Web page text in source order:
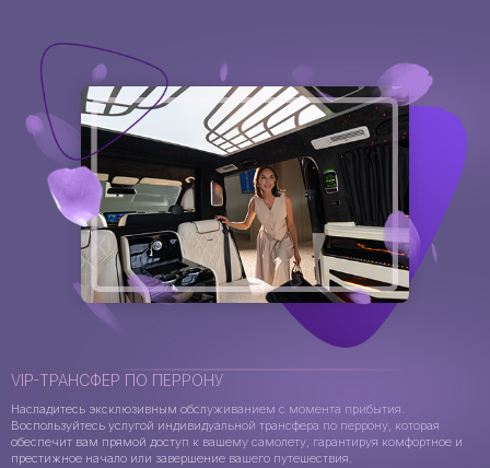
VIP-ТРАНСФЕР ПО ПЕРРОНУ
Насладитесь эксклюзивным обслуживанием с момента прибытия.
Воспользуйтесь услугой индивидуальной трансфера по перрону, которая
обеспечит вам прямой доступ к вашему самолету, гарантируя комфортное и
престижное начало или завершение вашего путешествия.